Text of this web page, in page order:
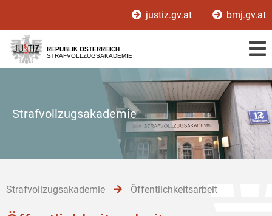
[1]
[2]
[3]
justiz.gv.at bmj.gv.at
REPUBLIK ÖSTERREICH
STRAFVOLLZUGSAKADEMIE
Strafvollzugsakademie
Strafvollzugsakademie Öffentlichkeitsarbeit